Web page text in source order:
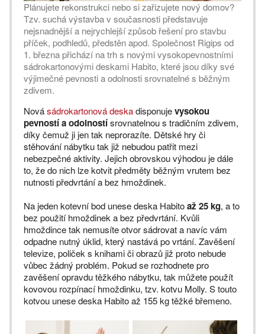
Plánujete rekonstrukci nebo si zařizujete nový domov?
Tzv. suchá výstavba v současnosti představuje
nejsnadnější a nejrychlejší způsob řešení pro stavbu
příček, podhledů, předstěn apod. Společnost Rigips od
1. března přichází na trh s novými vysokopevnostními
sádrokartonovými deskami Habito, které jsou díky své
výjimečné pevnosti a odolnosti srovnatelné s běžným
zdivem.
Novásádrokartonová deskadisponujevysokou
pevností a odolnostísrovnatelnou s tradičním zdivem,
díky čemuž ji jen tak neprorazíte. Dětské hry či
stěhování nábytku tak již nebudou patřit mezi
nebezpečné aktivity. Jejich obrovskou výhodou je dále
to, že do nich lze kotvit předměty běžným vrutem bez
nutnosti předvrtání a bez hmoždinek.
Na jeden kotevní bod unese deska Habitoaž 25 kg, a to
bez použití hmoždinek a bez předvrtání. Kvůli
hmoždince tak nemusíte otvor sádrovat a navíc vám
odpadne nutný úklid, který nastává po vrtání. Zavěšení
televize, poliček s knihami či obrazů již proto nebude
vůbec žádný problém. Pokud se rozhodnete pro
zavěšení opravdu těžkého nábytku, tak můžete použít
kovovou rozpínací hmoždinku, tzv. kotvu Molly. S touto
kotvou unese deska Habito až 155 kg těžké břemeno.